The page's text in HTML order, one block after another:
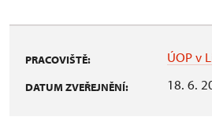
PRACOVIŠTĚ: ÚOP v
DATUM ZVEŘEJNĚNÍ: 18. 6.